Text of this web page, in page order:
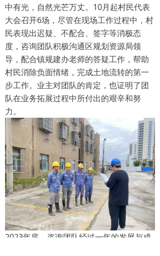
中有光，自然光芒万丈。10月起村民代表
大会召开6场，尽管在现场工作过程中，村
民表现出迟疑、不配合、签字等消极态
度，咨询团队积极沟通区规划资源局领
导，配合镇规建办老师的答疑工作，帮助
村民消除负面情绪，完成土地流转的第一
步工作。业主对团队的肯定，也证明了团
队在业务拓展过程中所付出的艰辛和努
力。
2023年底，咨询团队经过一年的发展与成